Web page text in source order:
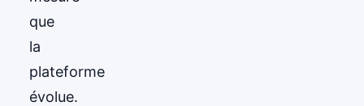
que
la
plateforme
évolue.